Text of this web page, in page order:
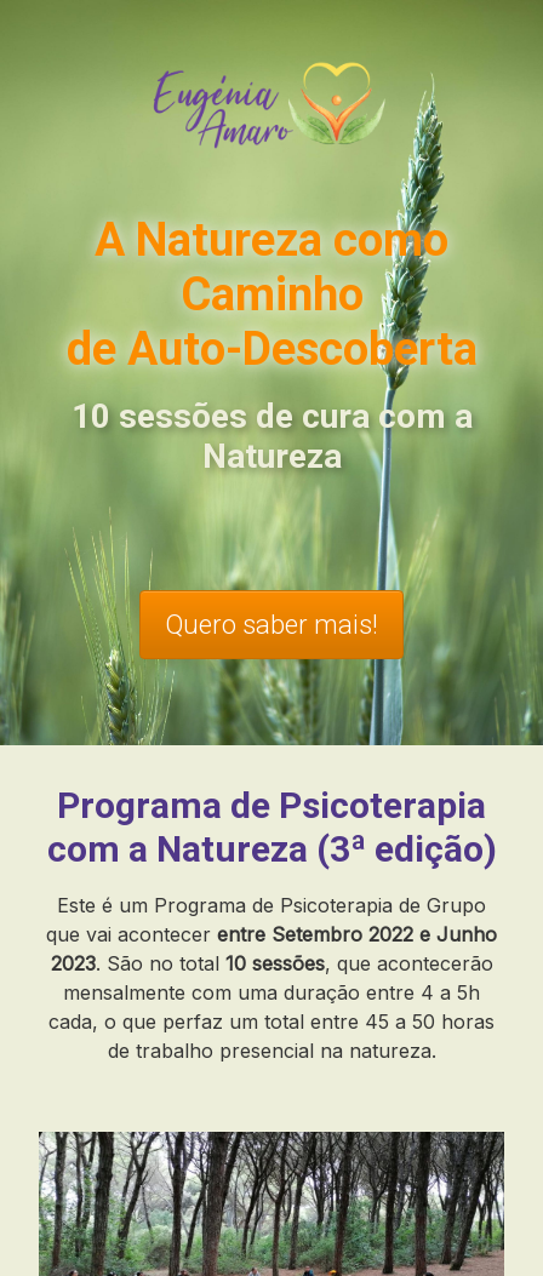
A Natureza como
Caminho
de Auto-Descoberta
10 sessões de cura com a
Natureza
Quero saber mais!
Programa de Psicoterapia
com a Natureza (3ª edição)
Este é um Programa de Psicoterapia de Grupo
que vai acontecer entre Setembro 2022 e Junho
2023. São no total 10 sessões, que acontecerão
mensalmente com uma duração entre 4 a 5h
cada, o que perfaz um total entre 45 a 50 horas
de trabalho presencial na natureza.